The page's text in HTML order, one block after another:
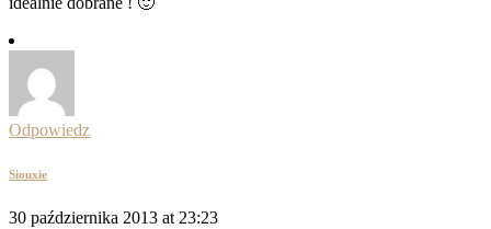
Odpowiedz
Siouxie
30 października 2013 at 23:23